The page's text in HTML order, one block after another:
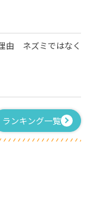
由 ネズミではなく
ランキング一覧